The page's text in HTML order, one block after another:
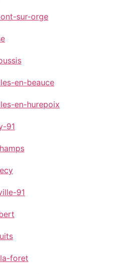
sur-orge
en-beauce
en-hurepoix
91
91
foret